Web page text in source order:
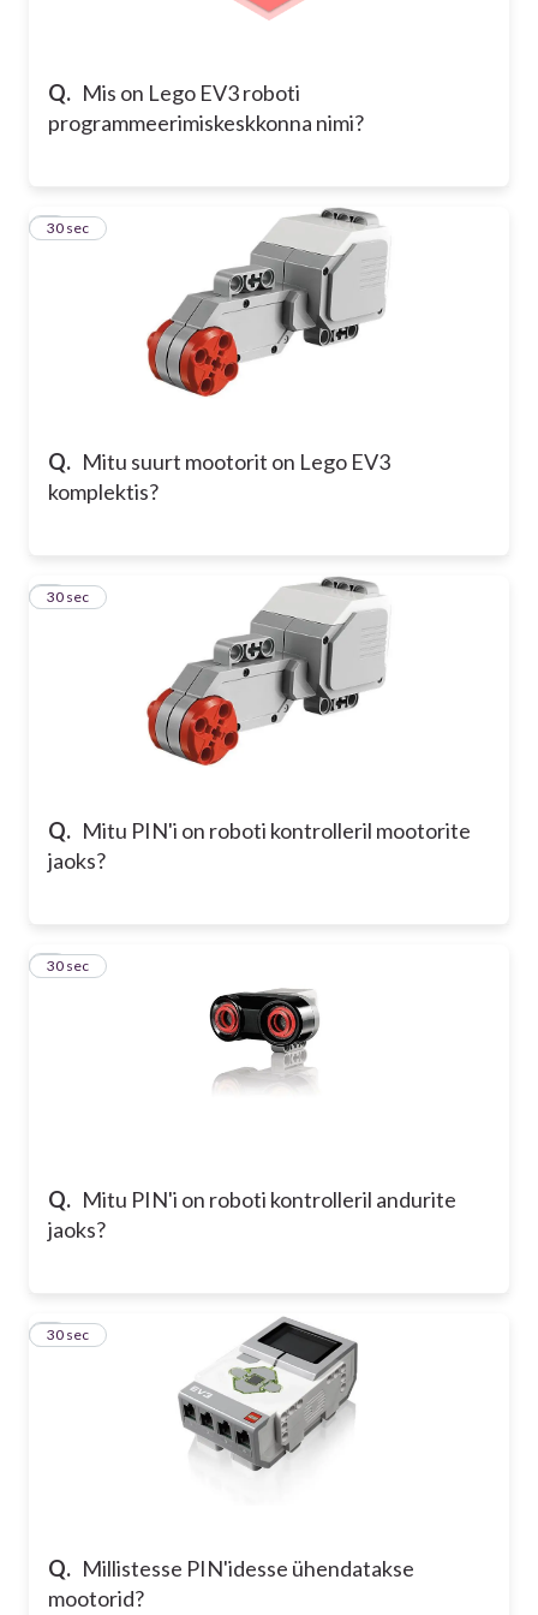
Q. Mis on Lego EV3 roboti
programmeerimiskeskkonna nimi?
Q. Mitu suurt mootorit on Lego EV3
komplektis?
2
30 sec
Q. Mitu PIN'i on roboti kontrolleril mootorite
jaoks?
3
30 sec
Q. Mitu PIN'i on roboti kontrolleril andurite
jaoks?
4
30 sec
Q. Millistesse PIN'idesse ühendatakse
mootorid?
5
30 sec